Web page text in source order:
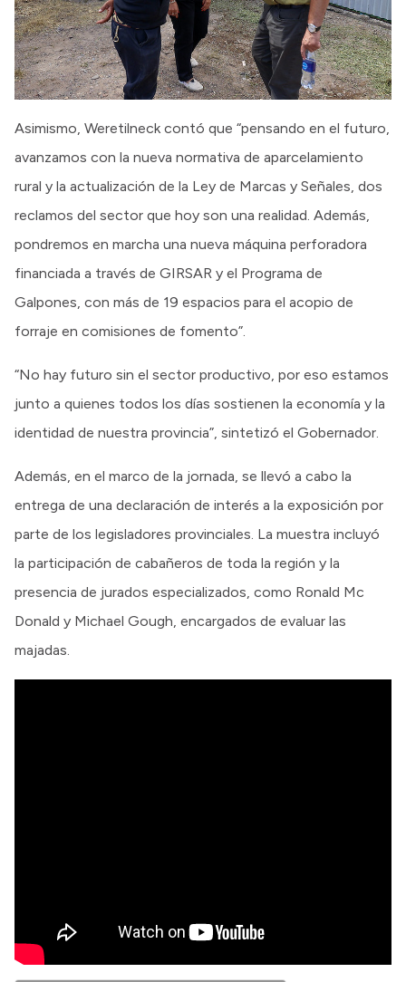
Asimismo, Weretilneck contó que “pensando en el futuro,
avanzamos con la nueva normativa de aparcelamiento
rural y la actualización de la Ley de Marcas y Señales, dos
reclamos del sector que hoy son una realidad. Además,
pondremos en marcha una nueva máquina perforadora
financiada a través de GIRSAR y el Programa de
Galpones, con más de 19 espacios para el acopio de
forraje en comisiones de fomento”.
“No hay futuro sin el sector productivo, por eso estamos
junto a quienes todos los días sostienen la economía y la
identidad de nuestra provincia”, sintetizó el Gobernador.
Además, en el marco de la jornada, se llevó a cabo la
entrega de una declaración de interés a la exposición por
parte de los legisladores provinciales. La muestra incluyó
la participación de cabañeros de toda la región y la
presencia de jurados especializados, como Ronald Mc
Donald y Michael Gough, encargados de evaluar las
majadas.